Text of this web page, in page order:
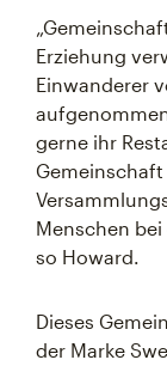
Erziehung
Einwanderer
gerne ihr
Menschen
so Howard.
Dieses
der Marke